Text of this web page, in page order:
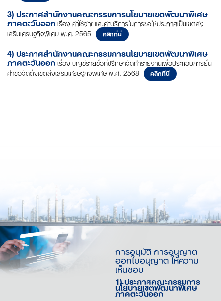
3) ประกาศสำนักงานคณะกรรมการนโยบายเขตพัฒนาพิเศษ
ภาคตะวันออกเรื่อง ค่าใช้จ่ายและค่าบริการในการขอให้ประกาศเป็นเขตส่ง
เสริมเศรษฐกิจพิเศษ พ.ศ. 2565 คลิกที่นี่
4) ประกาศสำนักงานคณะกรรมการนโยบายเขตพัฒนาพิเศษ
ภาคตะวันออกเรื่อง บัญชีรายชื่อที่ปรึกษาจัดทำรายงานเพื่อประกอบการยื่น
คำขอจัดตั้งเขตส่งเสริมเศรษฐกิจพิเศษ พ.ศ. 2568 คลิกที่นี่
การอนุมัติ การอนุญาต
ออกใบอนุญาต ให้ความ
เห็นชอบ
1) ประกาศคณะกรรมการ
นโยบายเขตพัฒนาพิเศษ
ภาคตะวันออก